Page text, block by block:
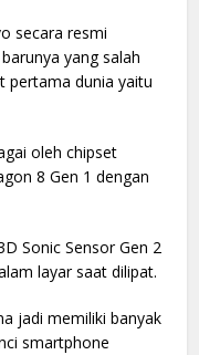
secara resmi
yang salah
pertama dunia yaitu
oleh chipset
8 Gen 1 dengan
Sonic Sensor Gen 2
layar saat dilipat.
jadi memiliki banyak
smartphone